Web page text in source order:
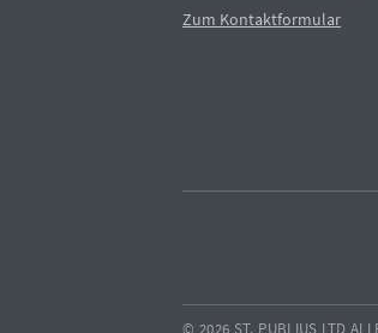
Zum Kontaktformular
© 2026 ST. PUBLIUS LTD